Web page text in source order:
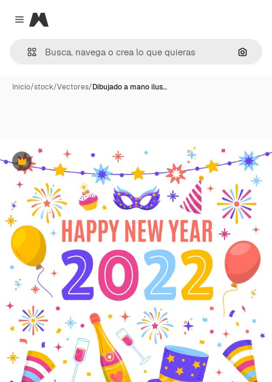
Close menu
Magnific
Inicio/stock/Vectores/Dibujado a mano ilus…
Premium